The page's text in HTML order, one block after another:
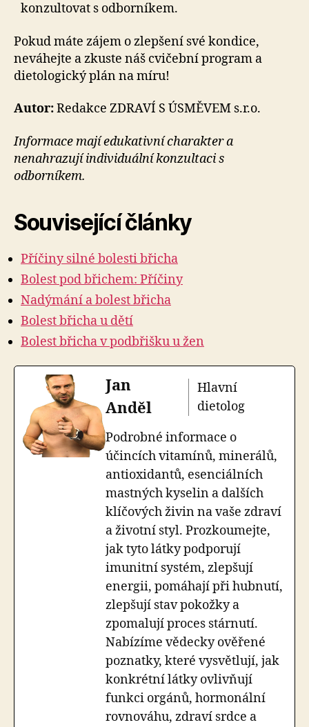
konzultovat s odborníkem.
Pokud máte zájem o zlepšení své kondice,
neváhejte a zkuste náš cvičební program a
dietologický plán na míru!
Autor:Redakce ZDRAVÍ S ÚSMĚVEM s.r.o.
Informace mají edukativní charakter a
nenahrazují individuální konzultaci s
odborníkem.
Související články
Příčiny silné bolesti břicha
Bolest pod břichem: Příčiny
Nadýmání a bolest břicha
Bolest břicha u dětí
Bolest břicha v podbřišku u žen
Jan
Anděl
Hlavní
dietolog
Podrobné informace o
účincích vitamínů, minerálů,
antioxidantů, esenciálních
mastných kyselin a dalších
klíčových živin na vaše zdraví
a životní styl. Prozkoumejte,
jak tyto látky podporují
imunitní systém, zlepšují
energii, pomáhají při hubnutí,
zlepšují stav pokožky a
zpomalují proces stárnutí.
Nabízíme vědecky ověřené
poznatky, které vysvětlují, jak
konkrétní látky ovlivňují
funkci orgánů, hormonální
rovnováhu, zdraví srdce a